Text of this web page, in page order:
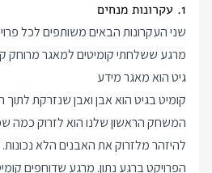
1. עקרונות מנחים
שני העקרונות הבאים משותפים לכל
מרגע ששלחתי קומיטים למאגר מרוחק
גיט הוא מאגר מידע
קומיט בגיט הוא אבן ואבן שנזרקת
המשחק הראשון שלנו הוא לזרוק כמה
להיזהר מלזרוק את האבנים הלא
הפרויקט ברגע נתון. מרגע שדוחפים